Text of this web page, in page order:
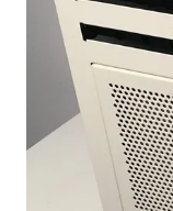
большему КПД,
предпочтительны,
Скоробатюк
частного, так и
примеры
показаны
PVT модулей